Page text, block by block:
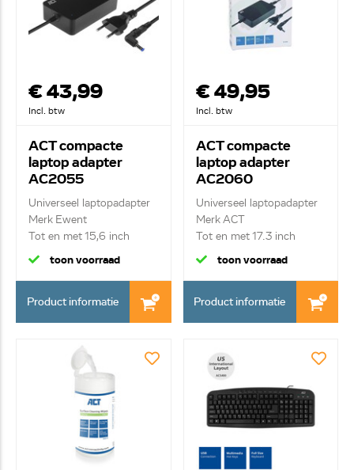
€ 43,99
Incl. btw
ACT compacte
laptop adapter
AC2055
Universeel laptopadapter
Merk Ewent
Tot en met 15,6 inch
toon voorraad
Product informatie
€ 49,95
Incl. btw
ACT compacte
laptop adapter
AC2060
Universeel laptopadapter
Merk ACT
Tot en met 17.3 inch
toon voorraad
Product informatie